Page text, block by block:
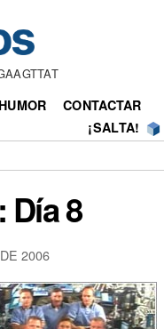
HUMOR
CONTACTAR
¡SALTA!
Día 8
2006